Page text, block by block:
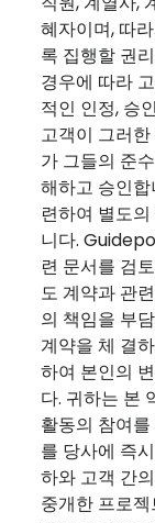
혜자이며, 따
록 집행할 권
경우에 따라
적인 인정, 승
고객이 그러
가 그들의 준
해하고 승인
련하여 별도
니다.
련 문서를 검
도 계약과 관
의 책임을 부
계약을 체 결
하여 본인의
다. 귀하는 본
활동의 참여
를 당사에 즉
하와 고객 간
중개한 프로